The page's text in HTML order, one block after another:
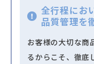
全行程にお
品質管理を
お客様の大切な商
るからこそ、徹底